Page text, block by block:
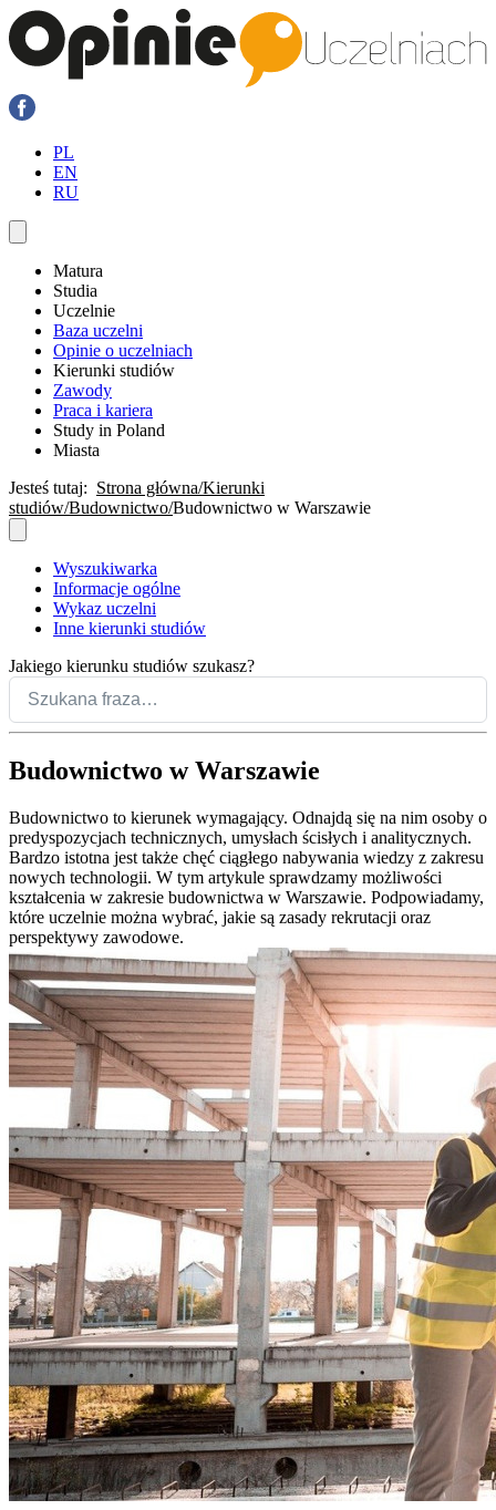
PL
EN
RU
Matura
Studia
Uczelnie
Baza uczelni
Opinie o uczelniach
Kierunki studiów
Zawody
Praca i kariera
Study in Poland
Miasta
Jesteś tutaj: Strona główna Kierunki
studiów Budownictwo Budownictwo w Warszawie
Wyszukiwarka
Informacje ogólne
Wykaz uczelni
Inne kierunki studiów
Jakiego kierunku studiów szukasz?
Budownictwo w Warszawie
Budownictwo to kierunek wymagający. Odnajdą się na nim osoby o
predyspozycjach technicznych, umysłach ścisłych i analitycznych.
Bardzo istotna jest także chęć ciągłego nabywania wiedzy z zakresu
nowych technologii. W tym artykule sprawdzamy możliwości
kształcenia w zakresie budownictwa w Warszawie. Podpowiadamy,
które uczelnie można wybrać, jakie są zasady rekrutacji oraz
perspektywy zawodowe.